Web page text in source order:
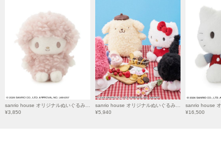
MUCHA
ミュシャ
ニューバランス
¥3,850
¥5,940
¥16,500